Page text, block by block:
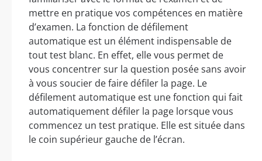
mettre en pratique vos compétences en matière
d’examen. La fonction de défilement
automatique est un élément indispensable de
tout test blanc. En effet, elle vous permet de
vous concentrer sur la question posée sans avoir
à vous soucier de faire défiler la page. Le
défilement automatique est une fonction qui fait
automatiquement défiler la page lorsque vous
commencez un test pratique. Elle est située dans
le coin supérieur gauche de l’écran.